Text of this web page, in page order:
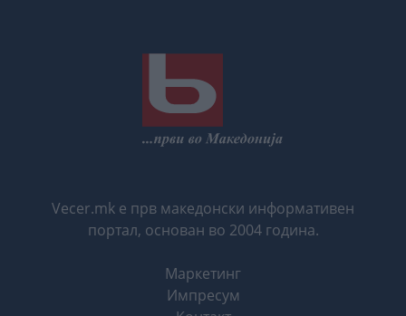
Vecer.mk е прв македонски информативен
портал, основан во 2004 година.
Маркетинг
Импресум